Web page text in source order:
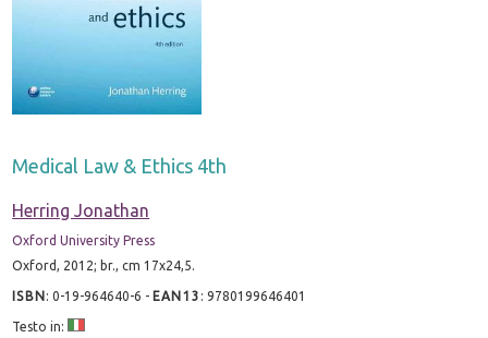
Medical Law & Ethics 4th
Herring Jonathan
Oxford University Press
Oxford, 2012; br., cm 17x24,5.
ISBN:0-19-964640-6 - EAN13 :9780199646401
Testo in: